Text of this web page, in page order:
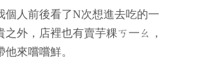
人前後看了N次想進去吃的一
外，店裡也有賣芋粿ㄎ一ㄠ，
來嚐嚐鮮。